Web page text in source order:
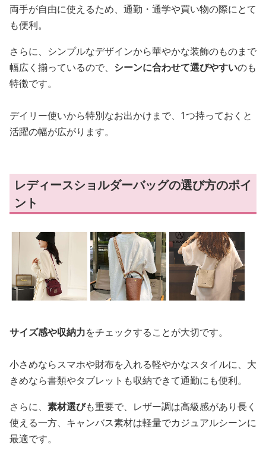
両手が自由に使えるため、通勤・通学や買い物の際にとて
も便利。
さらに、シンプルなデザインから華やかな装飾のものまで
幅広く揃っているので、 シーンに合わせて選びやすいのも
特徴です。
デイリー使いから特別なお出かけまで、1つ持っておくと
活躍の幅が広がります。
レディースショルダーバッグの選び方のポイ
ント
サイズ感や収納力をチェックすることが大切です。
小さめならスマホや財布を入れる軽やかなスタイルに、大
きめなら書類やタブレットも収納できて通勤にも便利。
さらに、 素材選びも重要で、レザー調は高級感があり長く
使える一方、キャンバス素材は軽量でカジュアルシーンに
最適です。